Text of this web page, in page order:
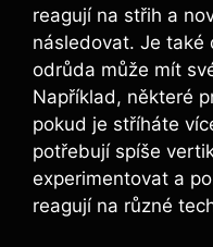
reagují na střih a
následovat. Je také
odrůda může mít
Například, některé
pokud je stříháte
potřebují spíše
experimentovat a
reagují na různé